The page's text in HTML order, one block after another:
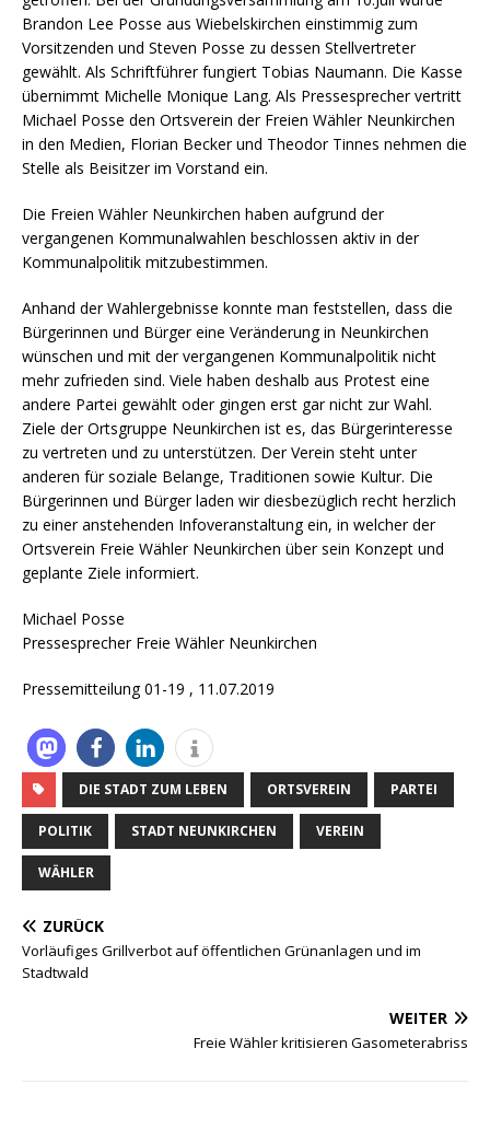
Brandon Lee Posse aus Wiebelskirchen einstimmig zum
Vorsitzenden und Steven Posse zu dessen Stellvertreter
gewählt. Als Schriftführer fungiert Tobias Naumann. Die Kasse
übernimmt Michelle Monique Lang. Als Pressesprecher vertritt
Michael Posse den Ortsverein der Freien Wähler Neunkirchen
in den Medien, Florian Becker und Theodor Tinnes nehmen die
Stelle als Beisitzer im Vorstand ein.
Die Freien Wähler Neunkirchen haben aufgrund der
vergangenen Kommunalwahlen beschlossen aktiv in der
Kommunalpolitik mitzubestimmen.
Anhand der Wahlergebnisse konnte man feststellen, dass die
Bürgerinnen und Bürger eine Veränderung in Neunkirchen
wünschen und mit der vergangenen Kommunalpolitik nicht
mehr zufrieden sind. Viele haben deshalb aus Protest eine
andere Partei gewählt oder gingen erst gar nicht zur Wahl.
Ziele der Ortsgruppe Neunkirchen ist es, das Bürgerinteresse
zu vertreten und zu unterstützen. Der Verein steht unter
anderen für soziale Belange, Traditionen sowie Kultur. Die
Bürgerinnen und Bürger laden wir diesbezüglich recht herzlich
zu einer anstehenden Infoveranstaltung ein, in welcher der
Ortsverein Freie Wähler Neunkirchen über sein Konzept und
geplante Ziele informiert.
Michael Posse
Pressesprecher Freie Wähler Neunkirchen
Pressemitteilung 01-19 , 11.07.2019
DIE STADT ZUM LEBEN ORTSVEREIN PARTEI
POLITIK STADT NEUNKIRCHEN VEREIN
WÄHLER
ZURÜCK
Vorläufiges Grillverbot auf öffentlichen Grünanlagen und im
Stadtwald
WEITER
Freie Wähler kritisieren Gasometerabriss